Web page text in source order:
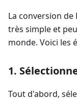
La conversion de
très simple et
monde. Voici les
1.
Tout d'abord,